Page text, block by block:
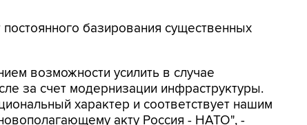
базирования существенных
возможности усилить в случае
за счет модернизации инфраструктуры.
характер и соответствует нашим
акту Россия - НАТО", -